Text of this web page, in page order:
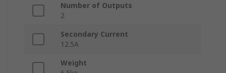
Number of Outputs
2
Secondary Current
12.5A
Weight